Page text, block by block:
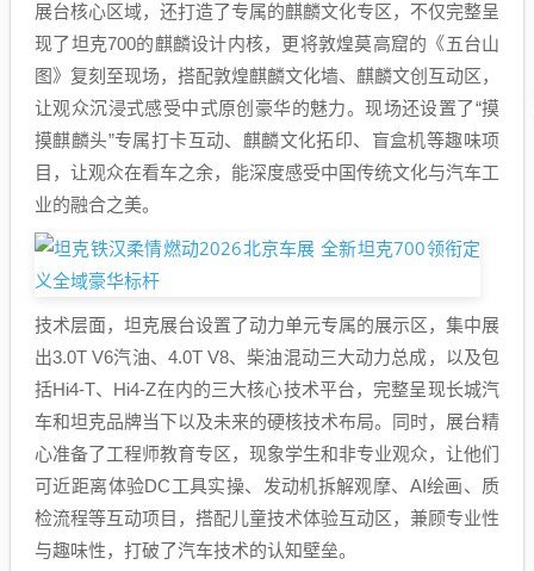
展台核心区域，还打造了专属的麒麟文化专区，不仅完整呈
现了坦克700的麒麟设计内核，更将敦煌莫高窟的《五台山
图》复刻至现场，搭配敦煌麒麟文化墙、麒麟文创互动区，
让观众沉浸式感受中式原创豪华的魅力。现场还设置了“摸
摸麒麟头”专属打卡互动、麒麟文化拓印、盲盒机等趣味项
目，让观众在看车之余，能深度感受中国传统文化与汽车工
业的融合之美。
技术层面，坦克展台设置了动力单元专属的展示区，集中展
出3.0T V6汽油、4.0T V8、柴油混动三大动力总成，以及包
括Hi4-T、Hi4-Z在内的三大核心技术平台，完整呈现长城汽
车和坦克品牌当下以及未来的硬核技术布局。同时，展台精
心准备了工程师教育专区，现象学生和非专业观众，让他们
可近距离体验DC工具实操、发动机拆解观摩、AI绘画、质
检流程等互动项目，搭配儿童技术体验互动区，兼顾专业性
与趣味性，打破了汽车技术的认知壁垒。